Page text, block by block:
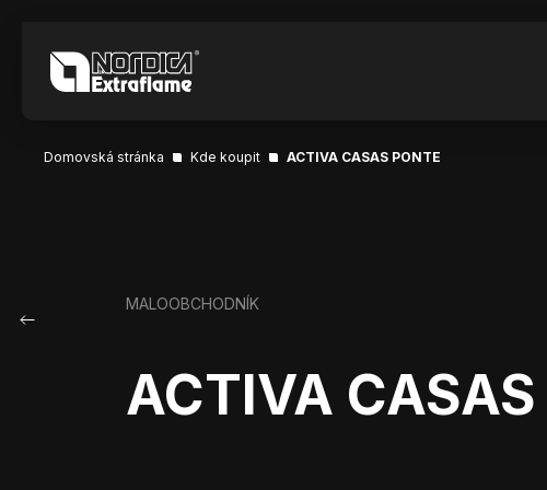
Domovská stránka Kde koupit ACTIVA CASAS PONTE
MALOOBCHODNÍK
ACTIVA CASAS